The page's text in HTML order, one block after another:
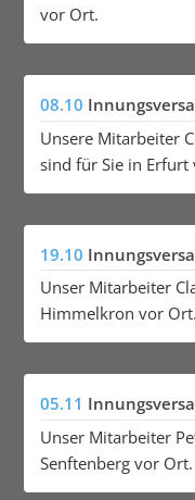
vor Ort.
08.10
Unsere Mitarbeiter
sind für Sie in Erfurt
19.10
Unser Mitarbeiter
Himmelkron vor Ort.
05.11
Unser Mitarbeiter
Senftenberg vor Ort.